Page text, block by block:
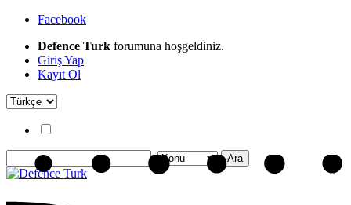
Facebook
Defence Turk forumuna hoşgeldiniz.
Giriş Yap
Kayıt Ol